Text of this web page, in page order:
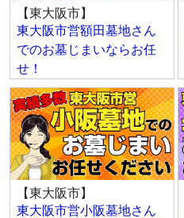
【東大阪市】
東大阪市営額田墓地さん
でのお墓じまいならお任
せ！
【東大阪市】
東大阪市営小阪墓地さん